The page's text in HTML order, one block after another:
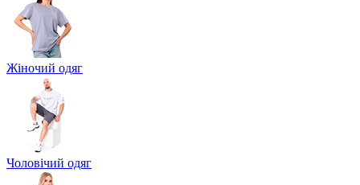
Жіночий одяг
Чоловічий одяг